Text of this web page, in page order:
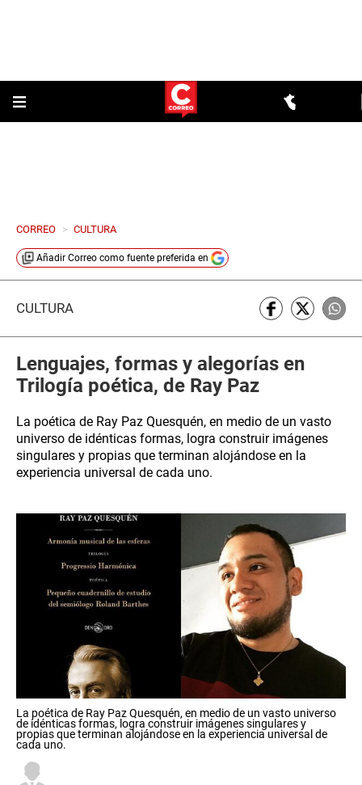
CORREO > CULTURA
Añadir Correo como fuente preferida en
CULTURA
Lenguajes, formas y alegorías en
Trilogía poética, de Ray Paz
La poética de Ray Paz Quesquén, en medio de un vasto
universo de idénticas formas, logra construir imágenes
singulares y propias que terminan alojándose en la
experiencia universal de cada uno.
La poética de Ray Paz Quesquén, en medio de un vasto universo
de idénticas formas, logra construir imágenes singulares y
propias que terminan alojándose en la experiencia universal de
cada uno.